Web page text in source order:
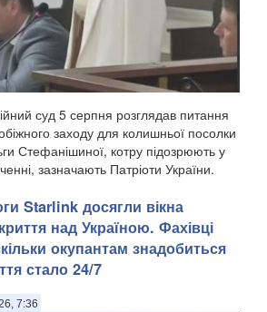
суд 5 серпня розглядав питання
заходу для колишньої посолки
Стефанішиної, котру підозрюють у
зазначають Патріоти України.
Starlink досягли вікна
над Україною. Фахівці
окупантам знадобиться
стало 24/7
7:36